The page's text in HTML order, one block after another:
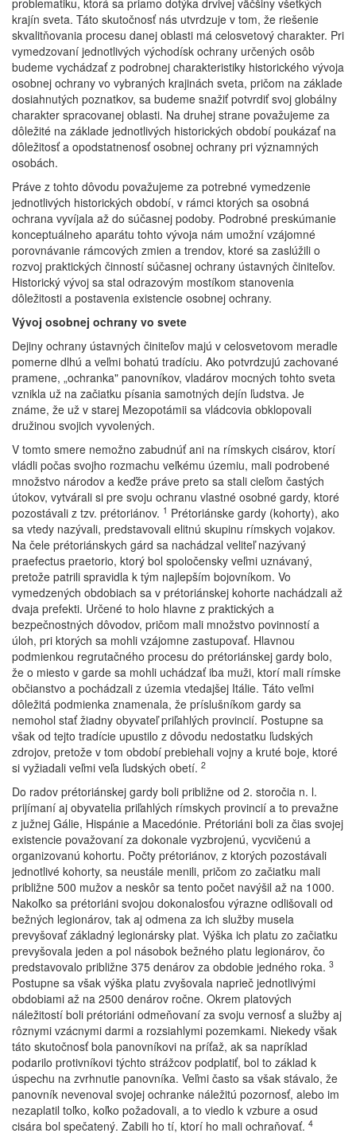
problematiku, ktorá sa priamo dotýka drvivej väčšiny všetkých
krajín sveta. Táto skutočnosť nás utvrdzuje v tom, že riešenie
skvalitňovania procesu danej oblasti má celosvetový charakter. Pri
vymedzovaní jednotlivých východísk ochrany určených osôb
budeme vychádzať z podrobnej charakteristiky historického vývoja
osobnej ochrany vo vybraných krajinách sveta, pričom na základe
dosiahnutých poznatkov, sa budeme snažiť potvrdiť svoj globálny
charakter spracovanej oblasti. Na druhej strane považujeme za
dôležité na základe jednotlivých historických období poukázať na
dôležitosť a opodstatnenosť osobnej ochrany pri významných
osobách.
Práve z tohto dôvodu považujeme za potrebné vymedzenie
jednotlivých historických období, v rámci ktorých sa osobná
ochrana vyvíjala až do súčasnej podoby. Podrobné preskúmanie
konceptuálneho aparátu tohto vývoja nám umožní vzájomné
porovnávanie rámcových zmien a trendov, ktoré sa zaslúžili o
rozvoj praktických činností súčasnej ochrany ústavných činiteľov.
Historický vývoj sa stal odrazovým mostíkom stanovenia
dôležitosti a postavenia existencie osobnej ochrany.
Vývoj osobnej ochrany vo svete
Dejiny ochrany ústavných činiteľov majú v celosvetovom meradle
pomerne dlhú a veľmi bohatú tradíciu. Ako potvrdzujú zachované
pramene, „ochranka" panovníkov, vladárov mocných tohto sveta
vznikla už na začiatku písania samotných dejín ľudstva. Je
známe, že už v starej Mezopotámii sa vládcovia obklopovali
družinou svojich vyvolených.
V tomto smere nemožno zabudnúť ani na rímskych cisárov, ktorí
vládli počas svojho rozmachu veľkému územiu, mali podrobené
množstvo národov a keďže práve preto sa stali cieľom častých
útokov, vytvárali si pre svoju ochranu vlastné osobné gardy, ktoré
pozostávali z tzv. prétoriánov. 1 Prétoriánske gardy (kohorty), ako
sa vtedy nazývali, predstavovali elitnú skupinu rímskych vojakov.
Na čele prétoriánskych gárd sa nachádzal veliteľ nazývaný
praefectus praetorio, ktorý bol spoločensky veľmi uznávaný,
pretože patrili spravidla k tým najlepším bojovníkom. Vo
vymedzených obdobiach sa v prétoriánskej kohorte nachádzali až
dvaja prefekti. Určené to holo hlavne z praktických a
bezpečnostných dôvodov, pričom mali množstvo povinností a
úloh, pri ktorých sa mohli vzájomne zastupovať. Hlavnou
podmienkou regrutačného procesu do prétoriánskej gardy bolo,
že o miesto v garde sa mohli uchádzať iba muži, ktorí mali rímske
občianstvo a pochádzali z územia vtedajšej Itálie. Táto veľmi
dôležitá podmienka znamenala, že príslušníkom gardy sa
nemohol stať žiadny obyvateľ priľahlých provincií. Postupne sa
však od tejto tradície upustilo z dôvodu nedostatku ľudských
zdrojov, pretože v tom období prebiehali vojny a kruté boje, ktoré
si vyžiadali veľmi veľa ľudských obetí. 2
Do radov prétoriánskej gardy boli približne od 2. storočia n. l.
prijímaní aj obyvatelia priľahlých rímskych provincií a to prevažne
z južnej Gálie, Hispánie a Macedónie. Prétoriáni boli za čias svojej
existencie považovaní za dokonale vyzbrojenú, vycvičenú a
organizovanú kohortu. Počty prétoriánov, z ktorých pozostávali
jednotlivé kohorty, sa neustále menili, pričom zo začiatku mali
približne 500 mužov a neskôr sa tento počet navýšil až na 1000.
Nakoľko sa prétoriáni svojou dokonalosťou výrazne odlišovali od
bežných legionárov, tak aj odmena za ich služby musela
prevyšovať základný legionársky plat. Výška ich platu zo začiatku
prevyšovala jeden a pol násobok bežného platu legionárov, čo
predstavovalo približne 375 denárov za obdobie jedného roka. 3
Postupne sa však výška platu zvyšovala naprieč jednotlivými
obdobiami až na 2500 denárov ročne. Okrem platových
náležitostí boli prétoriáni odmeňovaní za svoju vernosť a služby aj
rôznymi vzácnymi darmi a rozsiahlymi pozemkami. Niekedy však
táto skutočnosť bola panovníkovi na príťaž, ak sa napríklad
podarilo protivníkovi týchto strážcov podplatiť, bol to základ k
úspechu na zvrhnutie panovníka. Veľmi často sa však stávalo, že
panovník nevenoval svojej ochranke náležitú pozornosť, alebo im
nezaplatil toľko, koľko požadovali, a to viedlo k vzbure a osud
cisára bol spečatený. Zabili ho tí, ktorí ho mali ochraňovať. 4